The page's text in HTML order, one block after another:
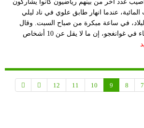
عدد آخر من بينهم رياضيون كانوا يشاركون
المائية، عندما انهار طابق علوي في ناد ليلي
في ساعة مبكرة من صباح السبت. وقال
مسؤول في إدارة الإطفاء في غوانغجو، إن ما لا يقل عن 10 أشخاص
7
8
9
10
11
12